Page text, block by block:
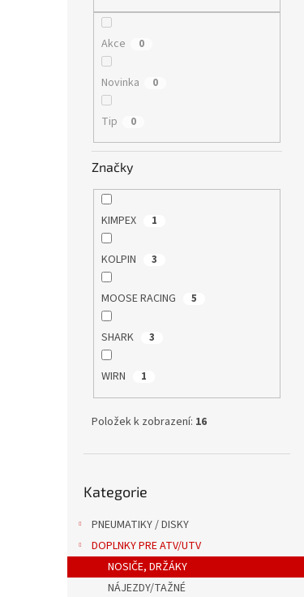
Akce 0
Novinka 0
Tip 0
Značky
KIMPEX 1
KOLPIN 3
MOOSE RACING 5
SHARK 3
WIRN 1
Položek k zobrazení: 16
kategorie
Kategorie
PNEUMATIKY / DISKY
DOPLNKY PRE ATV/UTV
NOSIČE, DRŽÁKY
NÁJEZDY/TAŽNÉ